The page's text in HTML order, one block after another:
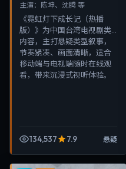
主演： 陈坤、沈腾 等
《霓虹灯下成长记（热播
版）》为中国台湾电视剧类
内容，主打悬疑类型叙事，
节奏紧凑、画面清晰，适合
移动端与电视端随时在线观
看，带来沉浸式视听体验。
134,537 7.9 悬疑